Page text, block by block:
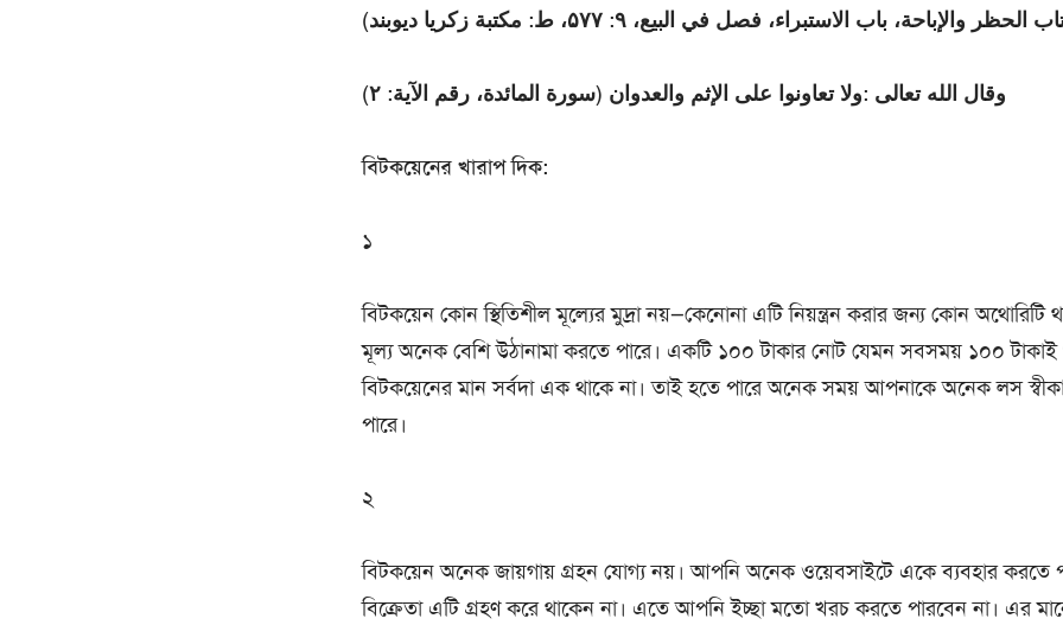
والإباحة، باب الاستبراء، فصل في البيع، ۹: ۵۷۷، ط: مکتبة زکريا ديوبند)
وقال الله تعالی :ولا تعاونوا علی الإثم والعدوان (سورة المائدة، رقم الآیة: ۲)
বিটকয়েনের খারাপ দিক:
১
বিটকয়েন কোন স্থিতিশীল মূল্যের মুদ্রা নয়—কেনোনা এটি নিয়ন্ত্রন করার জন্য কোন অথোরিটি
মূল্য অনেক বেশি উঠানামা করতে পারে। একটি ১০০ টাকার নোট যেমন সবসময় ১০০ টাকাই
বিটকয়েনের মান সর্বদা এক থাকে না। তাই হতে পারে অনেক সময় আপনাকে অনেক লস
পারে।
২
বিটকয়েন অনেক জায়গায় গ্রহন যোগ্য নয়। আপনি অনেক ওয়েবসাইটে একে ব্যবহার করতে
বিক্রেতা এটি গ্রহণ করে থাকেন না। এতে আপনি ইচ্ছা মতো খরচ করতে পারবেন না। এর